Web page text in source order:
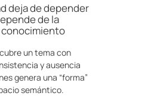
deja de depender
de la
un tema con
y ausencia
genera una “forma”
semántico.